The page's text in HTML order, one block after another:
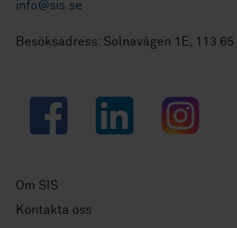
info@sis.se
Besöksadress: Solnavägen 1E, 113
Facebook LinkedIn Instagram
Om SIS
Kontakta oss